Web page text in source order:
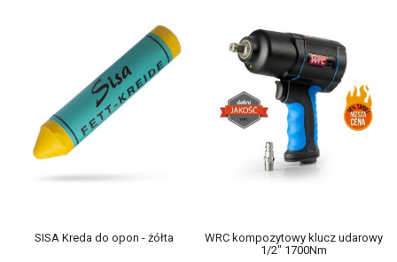
SISA Kreda do opon - żółta
WRC kompozytowy klucz udarowy
1/2" 1700Nm